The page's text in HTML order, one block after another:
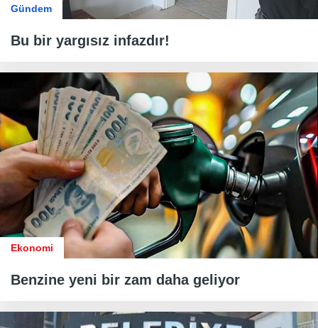
Gündem
Bu bir yargısız infazdır!
Ekonomi
Benzine yeni bir zam daha geliyor